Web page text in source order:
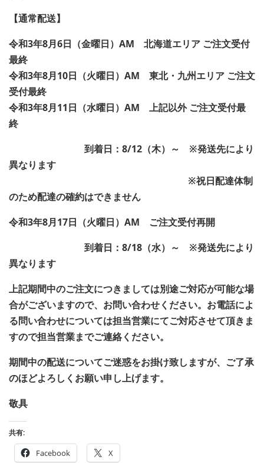
【通常配送】
令和3年8月6日（金曜日）AM 北海道エリア ご注文受付
最終
令和3年8月10日（火曜日）AM 東北・九州エリア ご注文
受付最終
令和3年8月11日（水曜日）AM 上記以外 ご注文受付最
終
到着日：8/12（木）～ ※発送先により
異なります
※祝日配達体制
のため配達の確約はできません
令和3年8月17日（火曜日）AM ご注文受付再開
到着日：8/18（水）～ ※発送先により
異なります
上記期間中のご注文につきましては別途ご対応が可能な場
合がございますので、お問い合わせください。お電話によ
る問い合わせについては担当営業にてご対応させて頂きま
すので担当営業までご連絡ください。
期間中の配送についてご迷惑をお掛け致しますが、ご了承
のほどよろしくお願い申し上げます。
敬具
共有:
Facebook X